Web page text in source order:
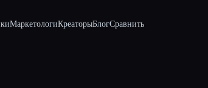
МаркетологиКреаторыБлогСравнить